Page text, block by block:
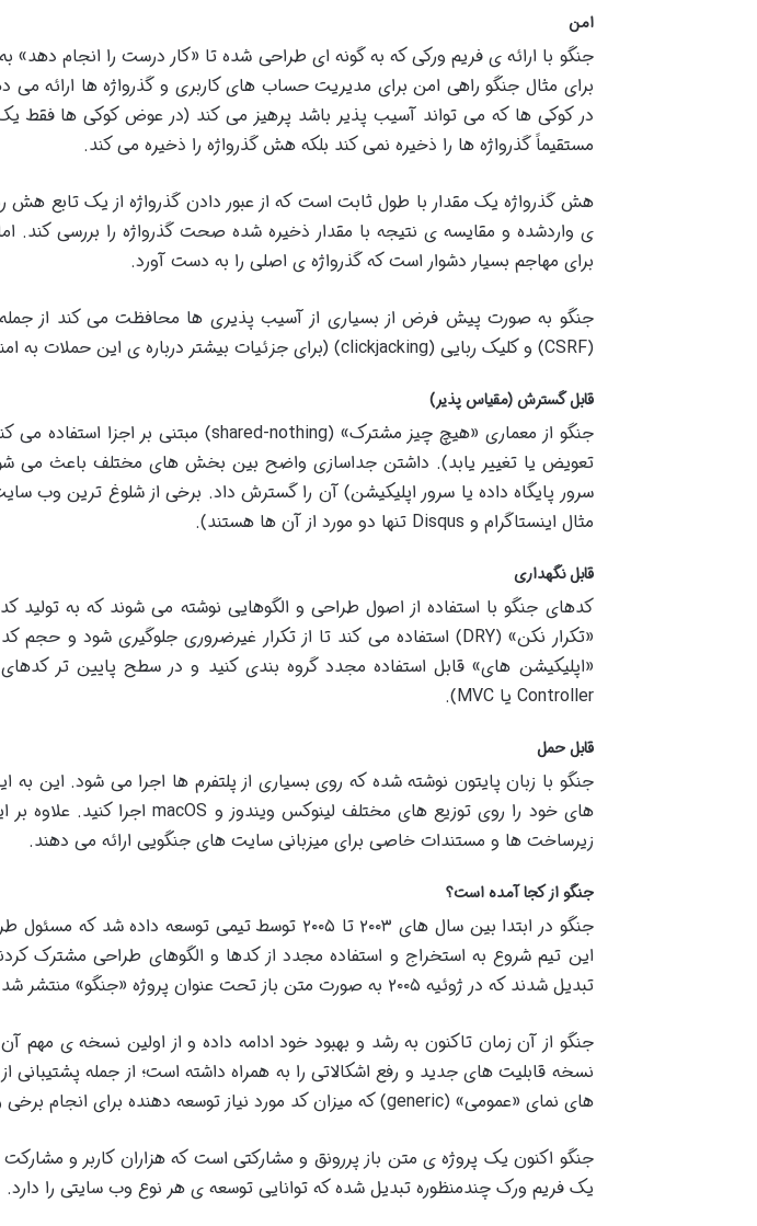
امن
جنگو با ارائه ی فریم ورکی که به گونه ای طراحی شده تا «کار درست را انجام دهد»
برای مثال جنگو راهی امن برای مدیریت حساب های کاربری و گذرواژه ها ارائه
در کوکی ها که می تواند آسیب پذیر باشد پرهیز می کند (در عوض کوکی ها فقط
مستقیماً گذرواژه ها را ذخیره نمی کند بلکه هش گذرواژه را ذخیره می کند.
هش گذرواژه یک مقدار با طول ثابت است که از عبور دادن گذرواژه از یک تابع هش
ی واردشده و مقایسه ی نتیجه با مقدار ذخیره شده صحت گذرواژه را بررسی کند.
برای مهاجم بسیار دشوار است که گذرواژه ی اصلی را به دست آورد.
جنگو به صورت پیش فرض از بسیاری از آسیب پذیری ها محافظت می کند از جمله
(CSRF)
و کلیک ربایی (clickjacking) ( برای جزئیات بیشتر درباره ی این حملات به
قابل گسترش (مقیاس پذیر)
جنگو از معماری «هیچ چیز مشترک» (shared-nothing)
مبتنی بر اجزا استفاده
تعویض یا تغییر یابد). داشتن جداسازی واضح بین بخش های مختلف باعث می
سرور پایگاه داده یا سرور اپلیکیشن) آن را گسترش داد. برخی از شلوغ ترین وب
مثال اینستاگرام و
تنها دو مورد از آن ها هستند).
قابل نگهداری
کدهای جنگو با استفاده از اصول طراحی و الگوهایی نوشته می شوند که به
«تکرار نکن» (DRY)
استفاده می کند تا از تکرار غیرضروری جلوگیری شود و
«اپلیکیشن های» قابل استفاده مجدد گروه بندی کنید و در سطح پایین تر
Controller یا MVC).
قابل حمل
جنگو با زبان پایتون نوشته شده که روی بسیاری از پلتفرم ها اجرا می شود. این
های خود را روی توزیع های مختلف لینوکس ویندوز و
اجرا کنید. علاوه
زیرساخت ها و مستندات خاصی برای میزبانی سایت های جنگویی ارائه می دهند.
جنگو از کجا آمده است؟
جنگو در ابتدا بین سال های ۲۰۰۳ تا ۲۰۰۵ توسط
این تیم شروع به استخراج و استفاده مجدد از کدها و الگوهای طراحی
تبدیل شدند که در ژوئیه ۲۰۰۵ به صورت متن باز تحت عنوان پروژه «جنگو» منتشر شد
نسخه قابلیت های جدید و رفع اشکالاتی را به همراه داشته است؛ از جمله
های نمای «عمومی» (generic) که میزان کد مورد نیاز توسعه دهنده برای انجام
جنگو اکنون یک پروژه ی متن باز پررونق و مشارکتی است که هزاران کاربر و
یک فریم ورک چندمنظوره تبدیل شده که توانایی توسعه ی هر نوع وب سایتی را دارد.